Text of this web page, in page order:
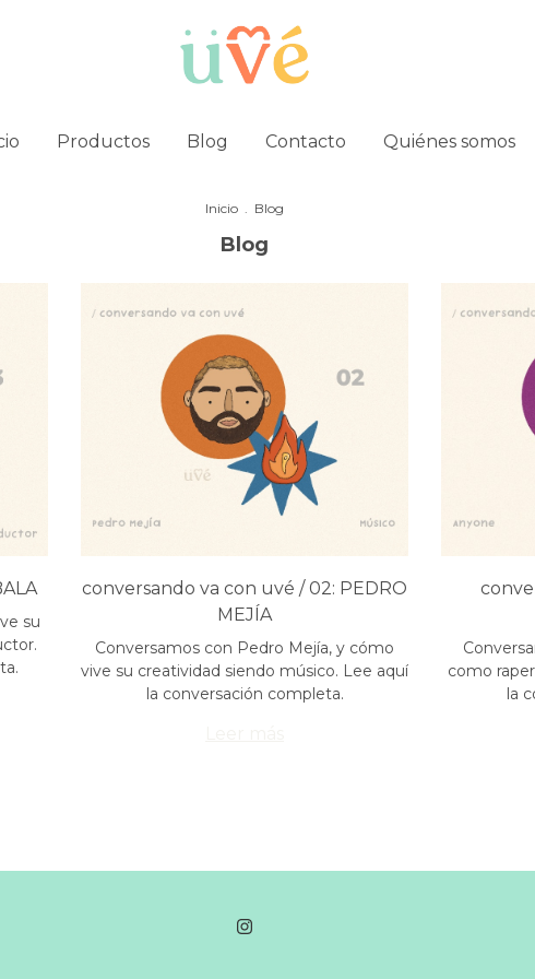
Productos Blog Contacto Quiénes somos
Inicio . Blog
Blog
su
conversando va con uvé / 02: PEDRO
MEJÍA
Conversamos con Pedro Mejía, y cómo
vive su creatividad siendo músico. Lee aquí
la conversación completa.
como
la